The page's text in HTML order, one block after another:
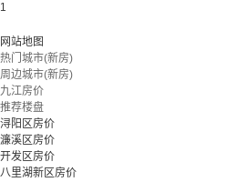
1
网站地图
热门城市(新房)
周边城市(新房)
九江房价
推荐楼盘
浔阳区房价
濂溪区房价
开发区房价
八里湖新区房价